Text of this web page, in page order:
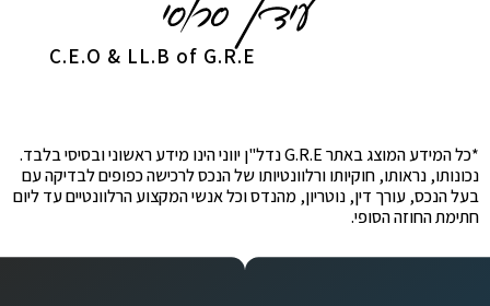
C.E.O & LL.B of G.R.E
*כל המידע המוצג באתר G.R.E נדל"ן יווני הינו מידע ראשוני ובסיסי בלבד.
נכונותו, נראותו, חוקיותו ורלוונטיותו של הנכס לרכישה כפופים לבדיקה עם
בעל הנכס, עורך דין, נוטריון, מהנדס וכל אנשי המקצוע הרלוונטיים עד ליום
חתימת החוזה הסופי.